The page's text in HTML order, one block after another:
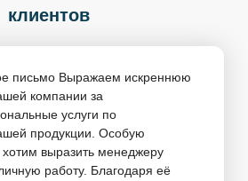
клиентов
письмо Выражаем искреннюю
компании за
услуги по
продукции. Особую
хотим выразить менеджеру
работу. Благодаря её